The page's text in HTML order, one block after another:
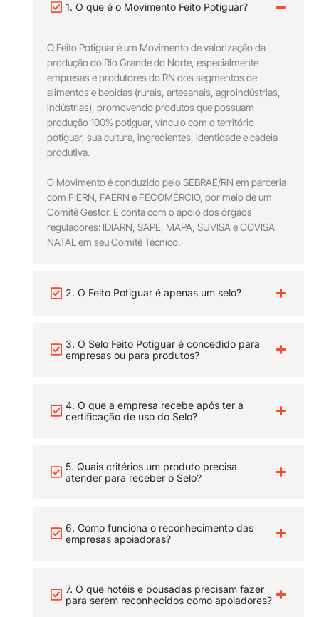
1. O que é o Movimento Feito Potiguar?
O Feito Potiguar é um Movimento de valorização da
produção do Rio Grande do Norte, especialmente
empresas e produtores do RN dos segmentos de
alimentos e bebidas (rurais, artesanais, agroindústrias,
indústrias), promovendo produtos que possuam
produção 100% potiguar, vínculo com o território
potiguar, sua cultura, ingredientes, identidade e cadeia
produtiva.
O Movimento é conduzido pelo SEBRAE/RN em parceria
com FIERN, FAERN e FECOMÉRCIO, por meio de um
Comitê Gestor. E conta com o apoio dos órgãos
reguladores: IDIARN, SAPE, MAPA, SUVISA e COVISA
NATAL em seu Comitê Técnico.
2. O Feito Potiguar é apenas um selo?
3. O Selo Feito Potiguar é concedido para
empresas ou para produtos?
4. O que a empresa recebe após ter a
certificação de uso do Selo?
5. Quais critérios um produto precisa
atender para receber o Selo?
6. Como funciona o reconhecimento das
empresas apoiadoras?
7. O que hotéis e pousadas precisam fazer
para serem reconhecidos como apoiadores?